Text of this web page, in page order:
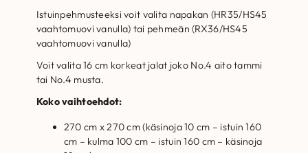
Istuinpehmusteeksi voit valita napakan (HR35/HS45
vaahtomuovi vanulla) tai pehmeän (RX36/HS45
vaahtomuovi vanulla)
Voit valita 16 cm korkeat jalat joko No.4 aito tammi
tai No.4 musta.
Koko vaihtoehdot:
270 cm x 270 cm (käsinoja 10 cm – istuin 160
cm – kulma 100 cm – istuin 160 cm – käsinoja